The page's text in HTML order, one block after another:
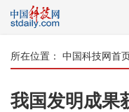
所在位置： 中国科技网首
我国发明成果